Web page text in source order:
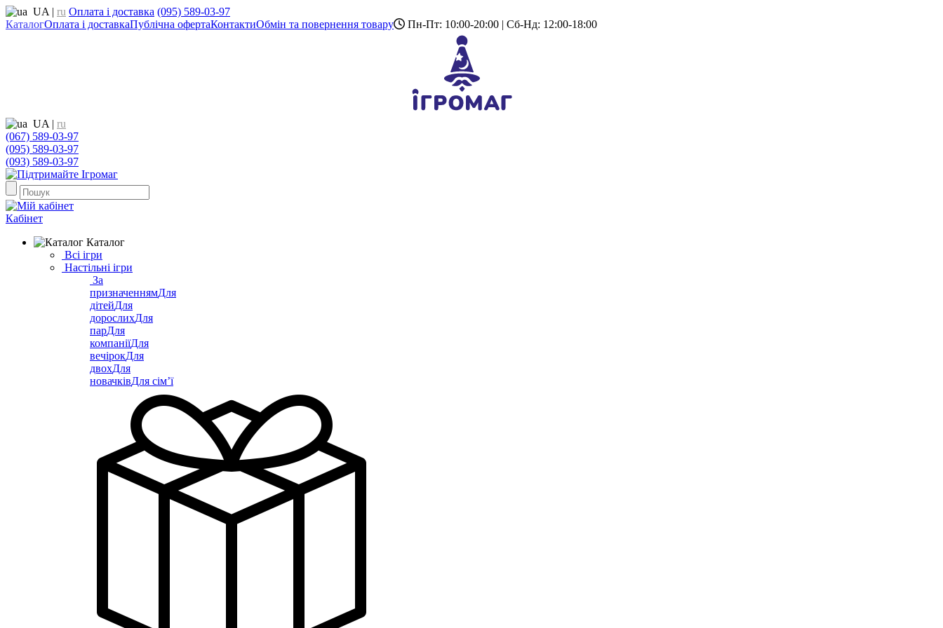
UA | ru Оплата і доставка (095) 589-03-97
КаталогОплата і доставкаПублічна офертаКонтактиОбмін та повернення товару Пн-Пт: 10:00-20:00 | Сб-Нд: 12:00-18:00
UA | ru
(067) 589-03-97
(095) 589-03-97
(093) 589-03-97
Кабінет
Каталог
Всі ігри
Настільні ігри
За
призначеннямДля
дітейДля
дорослихДля
парДля
компаніїДля
вечірокДля
двохДля
новачківДля сім’ї